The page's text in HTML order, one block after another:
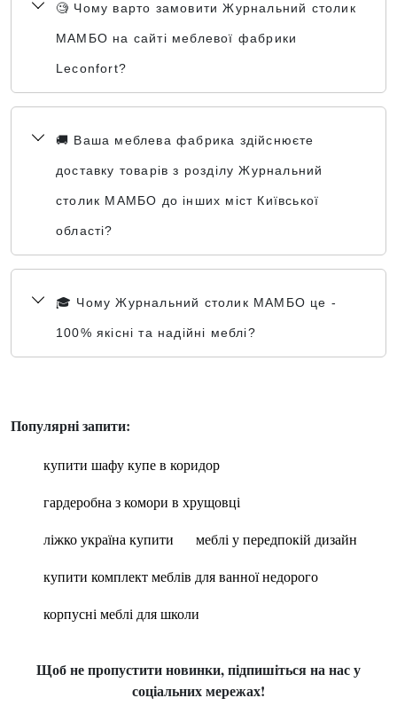
🧐 Чому варто замовити Журнальний столик
МАМБО на сайті меблевої фабрики
Leconfort?
🚚 Ваша меблева фабрика здійснюєте
доставку товарів з розділу Журнальний
столик МАМБО до інших міст Київської
області?
🎓 Чому Журнальний столик МАМБО це -
100% якісні та надійні меблі?
Популярні запити:
купити шафу купе в коридор
гардеробна з комори в хрущовці
ліжко україна купити
меблі у передпокій дизайн
купити комплект меблів для ванної недорого
корпусні меблі для школи
Щоб не пропустити новинки, підпишіться на нас у
соціальних мережах!